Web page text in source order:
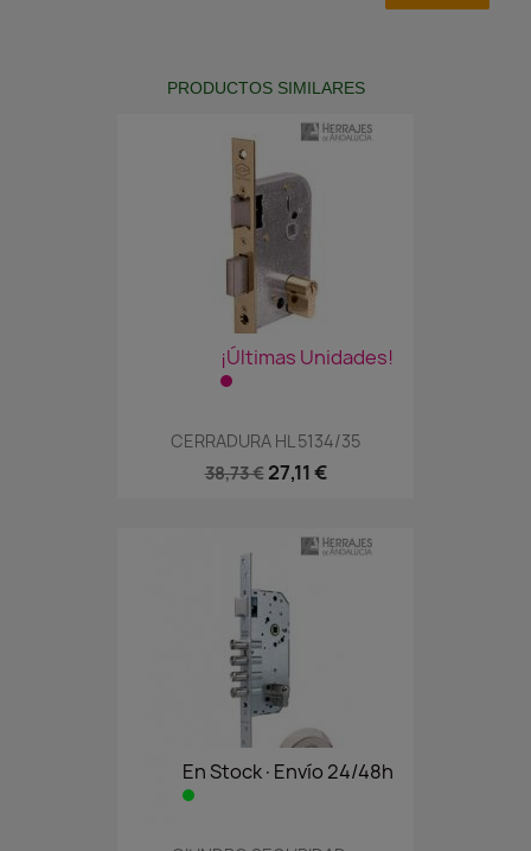
PRODUCTOS SIMILARES
¡Últimas Unidades!
CERRADURA HL 5134/35
38,73 € 27,11 €
En Stock·Envío 24/48h